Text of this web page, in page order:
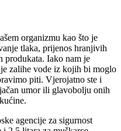
organizmu kao što je
tlaka, prijenos hranjivih
produkata. Iako nam je
zalihe vode iz kojih bi moglo
piti. Vjerojatno ste i
umor ili glavobolju onih
agencije za sigurnost